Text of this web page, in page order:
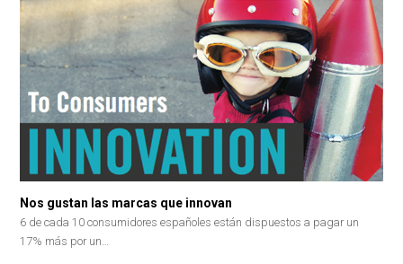
Nos gustan las marcas que innovan
6 de cada 10 consumidores españoles están dispuestos a pagar un
17% más por un…